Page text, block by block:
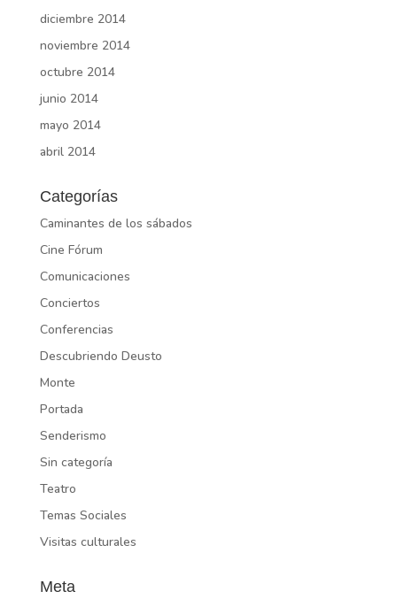
diciembre 2014
noviembre 2014
octubre 2014
junio 2014
mayo 2014
abril 2014
Categorías
Caminantes de los sábados
Cine Fórum
Comunicaciones
Conciertos
Conferencias
Descubriendo Deusto
Monte
Portada
Senderismo
Sin categoría
Teatro
Temas Sociales
Visitas culturales
Meta